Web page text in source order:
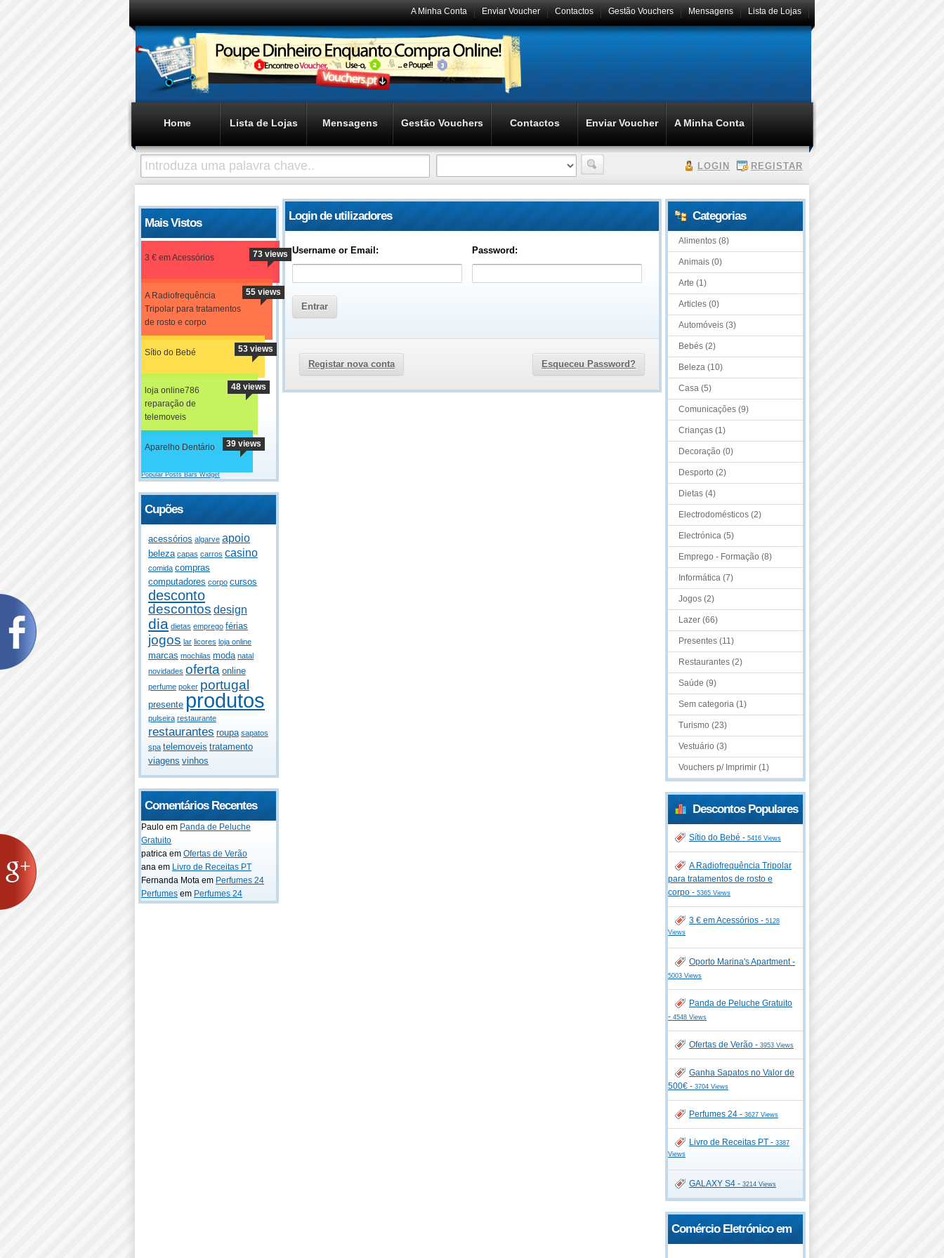
Lista de Lojas
Mensagens
Gestão Vouchers
Contactos
Enviar Voucher
A Minha Conta
Home Lista de Lojas Mensagens Gestão Vouchers Contactos Enviar Voucher A Minha Conta
LOGIN REGISTAR
Mais Vistos
3 € em Acessórios 73 views
A Radiofrequência
Tripolar para tratamentos
de rosto e corpo
55 views
Sítio do Bebé 53 views
loja online786
reparação de
telemoveis
48 views
Aparelho Dentário 39 views
Popular Posts Bars Widget
Cupões
acessórios algarve apoio
beleza capas carros casino
comida compras
computadores corpo cursos
desconto
descontos design
dia dietas emprego férias
jogos lar licores loja online
marcas mochilas moda natal
novidades oferta online
perfume poker portugal
presente produtos
pulseira restaurante
restaurantes roupa sapatos
spa telemoveis tratamento
viagens vinhos
Comentários Recentes
Paulo em Panda de Peluche
Gratuito
patrica em Ofertas de Verão
ana em Livro de Receitas PT
Fernanda Mota em Perfumes 24
Perfumes em Perfumes 24
Login de utilizadores
Username or Email: Password:
Registar nova conta Esqueceu Password?
Categorias
Alimentos (8)
Animais (0)
Arte (1)
Articles (0)
Automóveis (3)
Bebés (2)
Beleza (10)
Casa (5)
Comunicações (9)
Crianças (1)
Decoração (0)
Desporto (2)
Dietas (4)
Electrodomésticos (2)
Electrónica (5)
Emprego - Formação (8)
Informática (7)
Jogos (2)
Lazer (66)
Presentes (11)
Restaurantes (2)
Saúde (9)
Sem categoria (1)
Turismo (23)
Vestuário (3)
Vouchers p/ Imprimir (1)
Descontos Populares
Sítio do Bebé - 5416 Views
A Radiofrequência Tripolar
para tratamentos de rosto e
corpo - 5365 Views
3 € em Acessórios - 5128
Views
Oporto Marina's Apartment -
5003 Views
Panda de Peluche Gratuito
- 4548 Views
Ofertas de Verão - 3953 Views
Ganha Sapatos no Valor de
500€ - 3704 Views
Perfumes 24 - 3627 Views
Livro de Receitas PT - 3387
Views
GALAXY S4 - 3214 Views
Comércio Eletrónico em